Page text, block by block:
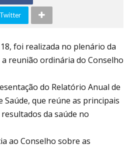
foi realizada no plenário da
reunião ordinária do Conselho
do Relatório Anual de
Saúde, que reúne as principais
da saúde no
ao Conselho sobre as